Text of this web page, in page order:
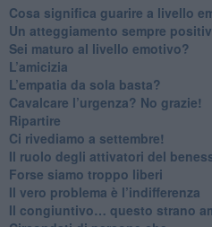
Cosa significa guarire a livello
​Un atteggiamento sempre
​Sei maturo al livello emotivo?
​L’amicizia
​L’empatia da sola basta?
​Cavalcare l’urgenza? No grazie!
Ripartire
​Ci rivediamo a settembre!
​Il ruolo degli attivatori del
​Forse siamo troppo liberi
​Il vero problema è l’indifferenza
​Il congiuntivo… questo strano